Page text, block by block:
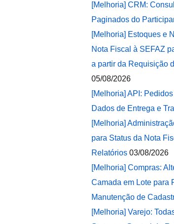
[Melhoria] CRM:
Paginados do
[Melhoria] Estoques e
Nota Fiscal à SEFAZ
a partir da Requisição
05/08/2026
[Melhoria] API:
Dados de Entrega e
[Melhoria]
para Status da Nota
Relatórios 03/08/2026
[Melhoria] Compras:
Camada em Lote para
Manutenção de
[Melhoria] Varejo: